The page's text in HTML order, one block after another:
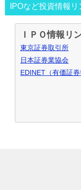
投資の王道は手堅
く事と気付く。
IPO投資で毎年50
～2016年目標を大
事が出来た。
2017年～資金も順
で残りの資金でIPO
IPOなど投資情報リ
ＩＰＯ情報リ
東京証券取引所
日本証券業協会
EDINET（有価証券